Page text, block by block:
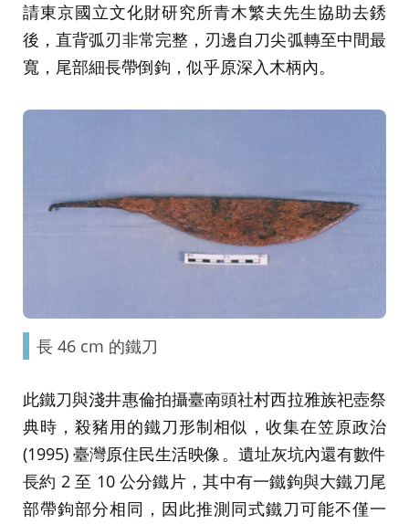
請東京國立文化財研究所青木繁夫先生協助去銹
後，直背弧刃非常完整，刃邊自刀尖弧轉至中間最
寬，尾部細長帶倒鉤，似乎原深入木柄內。
長 46 cm 的鐵刀
此鐵刀與淺井惠倫拍攝臺南頭社村西拉雅族祀壺祭
典時，殺豬用的鐵刀形制相似，收集在笠原政治
(1995) 臺灣原住民生活映像。遺址灰坑內還有數件
長約 2 至 10 公分鐵片，其中有一鐵鉤與大鐵刀尾
部帶鉤部分相同，因此推測同式鐵刀可能不僅一